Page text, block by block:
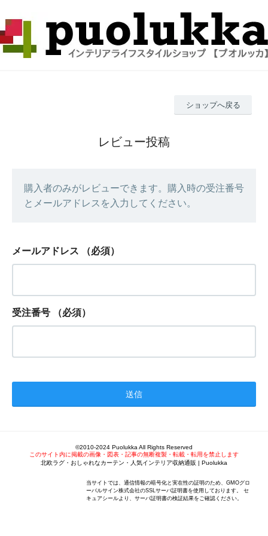
ショップへ戻る
レビュー投稿
購入者のみがレビューできます。購入時の受注番号
とメールアドレスを入力してください。
メールアドレス （必須）
受注番号 （必須）
©2010-2024 Puolukka All Rights Reserved
このサイト内に掲載の画像・図表・記事の無断複製・転載・転用を禁止します
北欧ラグ・おしゃれなカーテン・人気インテリア収納通販 | Puolukka
当サイトでは、通信情報の暗号化と実在性の証明のため、GMOグロ
ーバルサイン株式会社のSSLサーバ証明書を使用しております。 セ
キュアシールより、サーバ証明書の検証結果をご確認ください。